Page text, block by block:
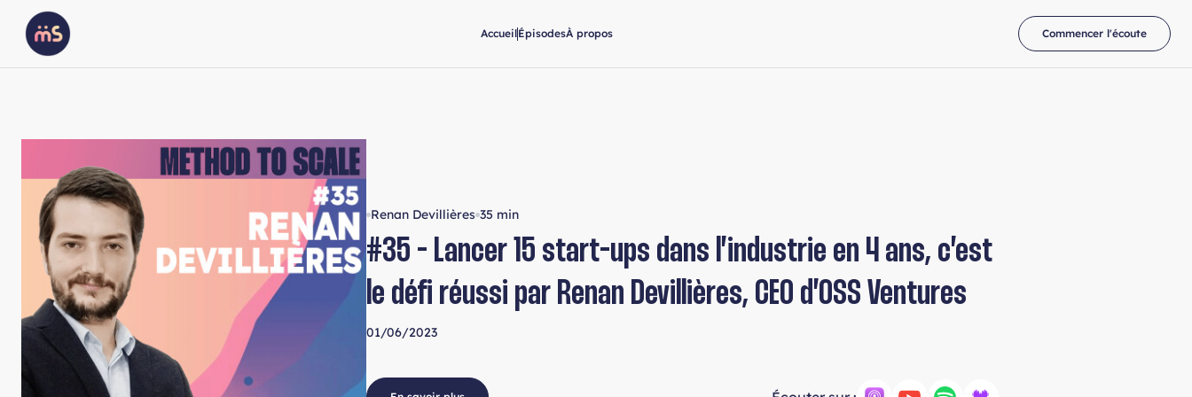
AccueilÉpisodesÀ propos Commencer l'écoute
Renan Devillières 35 min
#35 - Lancer 15 start-ups dans l’industrie en 4 ans, c’est
le défi réussi par Renan Devillières, CEO d’OSS Ventures
01/06/2023